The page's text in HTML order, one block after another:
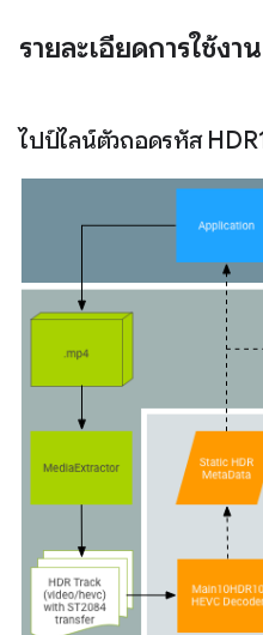
รายละเอียดการใช้งา
ไปป์ไลน์ตัวถอดรหัส